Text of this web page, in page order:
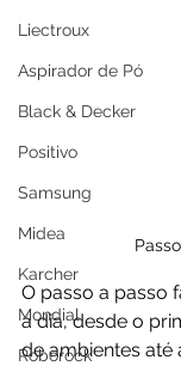
Liectroux
Aspirador de Pó
Black & Decker
Positivo
Samsung
Midea
Karcher
Mondial
Roborock
O passo a passo
a dia, desde o
de ambientes até